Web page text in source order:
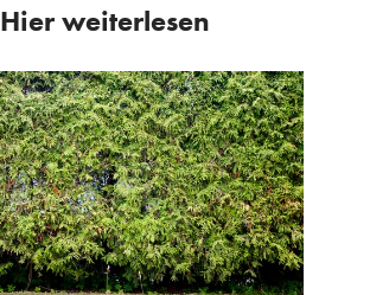
Hier weiterlesen